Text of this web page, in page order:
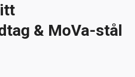
& MoVa-stål